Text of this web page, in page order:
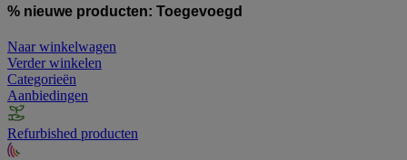
% nieuwe producten: Toegevoegd
Naar winkelwagen
Verder winkelen
Categorieën
Aanbiedingen
Refurbished producten